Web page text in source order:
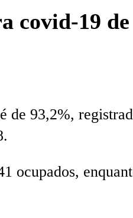
covid-19
de 93,2%,
ocupados,